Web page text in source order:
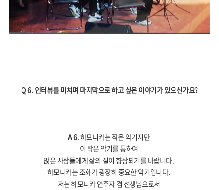
Q 6. 인터뷰를 마치며 마지막으로 하고 싶은 이야기가 있으신가요?
A 6. 하모니카는 작은 악기지만
이 작은 악기를 통하여
많은 사람들에게 삶의 질이 향상되기를 바랍니다.
하모니카는 조화가 굉장히 중요한 악기입니다.
저는 하모니카 연주자 겸 선생님으로서